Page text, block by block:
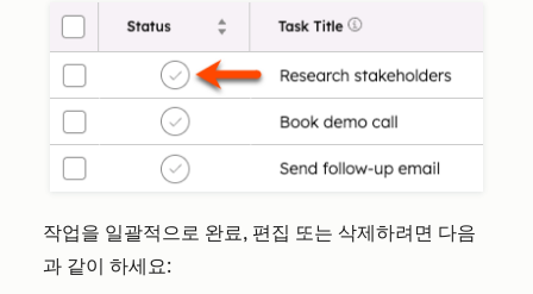
작업을 일괄적으로 완료, 편집 또는 삭제하려면 다음
과 같이 하세요: